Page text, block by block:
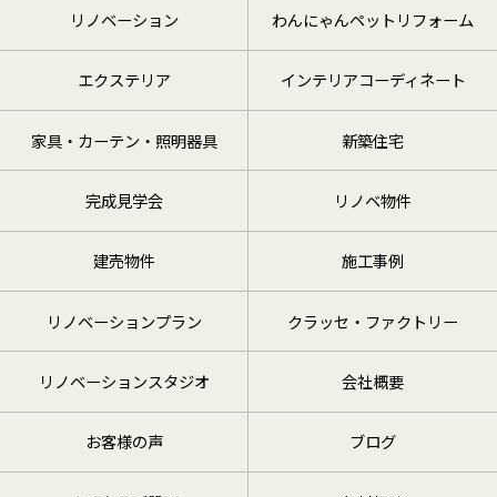
リノベーション わんにゃんペットリフォーム
エクステリア インテリアコーディネート
家具・カーテン・照明器具 新築住宅
完成見学会 リノベ物件
建売物件 施工事例
リノベーションプラン クラッセ・ファクトリー
リノベーションスタジオ 会社概要
お客様の声 ブログ